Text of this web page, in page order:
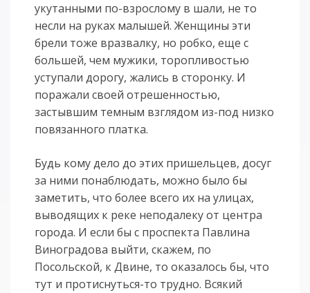
укутанными по-взрослому в шали, не то
несли на руках малышей. Женщины эти
брели тоже вразвалку, но робко, еще с
большей, чем мужики, торопливостью
уступали дорогу, жались в сторонку. И
поражали своей отрешенностью,
застывшим темным взглядом из-под низко
повязанного платка.
Будь кому дело до этих пришельцев, досуг
за ними понаблюдать, можно было бы
заметить, что более всего их на улицах,
выводящих к реке неподалеку от центра
города. И если бы с проспекта Павлина
Виноградова выйти, скажем, по
Посольской, к Двине, то оказалось бы, что
тут и протиснуться-то трудно. Всякий